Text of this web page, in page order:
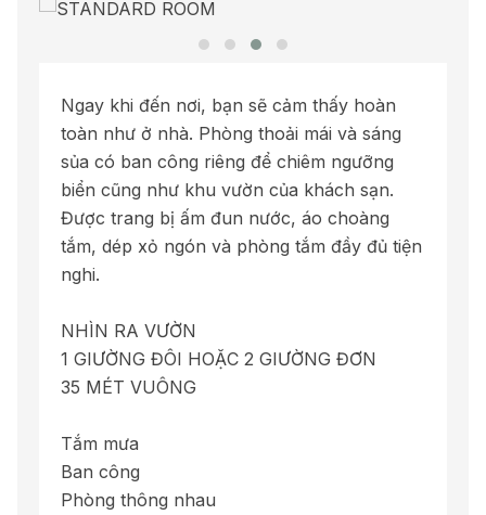
Ngay khi đến nơi, bạn sẽ cảm thấy hoàn
toàn như ở nhà. Phòng thoải mái và sáng
sủa có ban công riêng để chiêm ngưỡng
biển cũng như khu vườn của khách sạn.
Được trang bị ấm đun nước, áo choàng
tắm, dép xỏ ngón và phòng tắm đầy đủ tiện
nghi.
NHÌN RA VƯỜN
1 GIƯỜNG ĐÔI HOẶC 2 GIƯỜNG ĐƠN
35 MÉT VUÔNG
Tắm mưa
Ban công
Phòng thông nhau